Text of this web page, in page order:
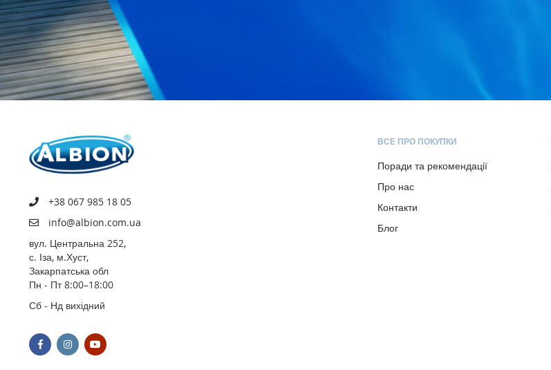
+38 067 985 18 05
info@albion.com.ua
вул. Центральна 252,
с. Іза, м.Хуст,
Закарпатська обл
Пн - Пт 8:00–18:00
Сб - Нд вихідний
ВСЕ ПРО ПОКУПКИ
Поради та рекомендації
Про нас
Контакти
Блог